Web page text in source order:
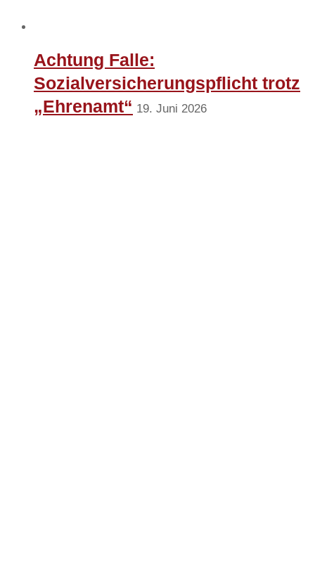
Achtung Falle:
Sozialversicherungspflicht trotz
„Ehrenamt“ 19. Juni 2026